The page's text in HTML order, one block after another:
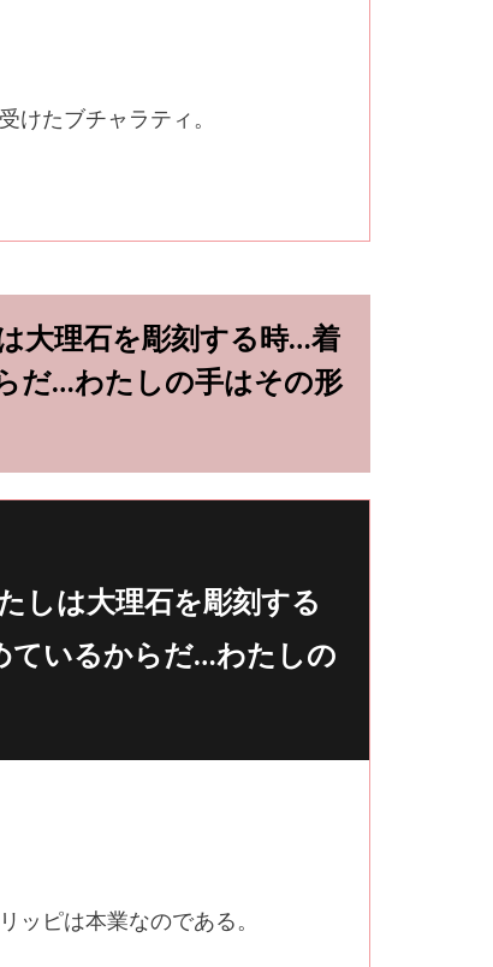
けたブチャラティ。
大理石を彫刻する時…着
だ…わたしの手はその形
しは大理石を彫刻する
ているからだ…わたしの
ッピは本業なのである。